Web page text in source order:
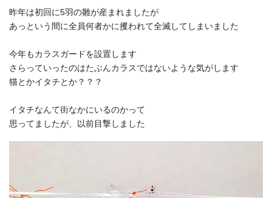
昨年は初回に5羽の雛が産まれましたが
あっという間に全員何者かに攫われて全滅してしまいました
今年もカラスガードを設置します
さらっていったのはたぶんカラスではないような気がします
猫とかイタチとか？？？
イタチなんて街なかにいるのかって
思ってましたが、以前目撃しました